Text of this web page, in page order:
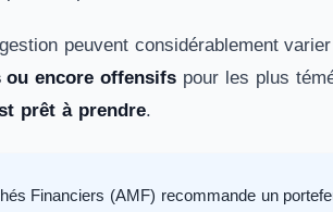
peuvent considérablement
ou encore offensifs pour les plus
prêt à prendre.
Financiers (AMF) recommande un